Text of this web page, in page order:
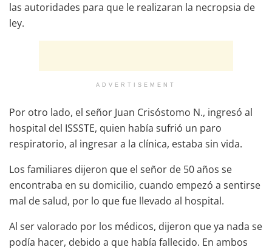
las autoridades para que le realizaran la necropsia de
ley.
ADVERTISEMENT
Por otro lado, el señor Juan Crisóstomo N., ingresó al
hospital del ISSSTE, quien había sufrió un paro
respiratorio, al ingresar a la clínica, estaba sin vida.
Los familiares dijeron que el señor de 50 años se
encontraba en su domicilio, cuando empezó a sentirse
mal de salud, por lo que fue llevado al hospital.
Al ser valorado por los médicos, dijeron que ya nada se
podía hacer, debido a que había fallecido. En ambos